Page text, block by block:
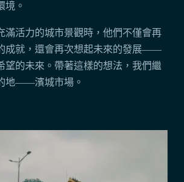
境。
滿活力的城市景觀時，他們不僅會再
成就，還會再次想起未來的發展——
望的未來。帶著這樣的想法，我們繼
地——濱城市場。